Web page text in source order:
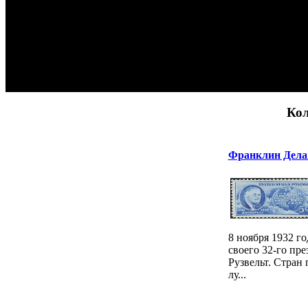
Франклин
8 ноября 1932
своего 32-го
Рузвельт. Стран
лу...